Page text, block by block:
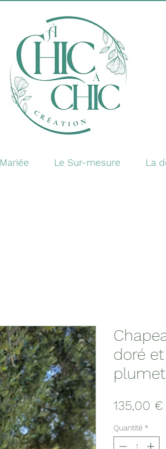
Le Sur-mesure La
doré
135,00 €
Quantité *